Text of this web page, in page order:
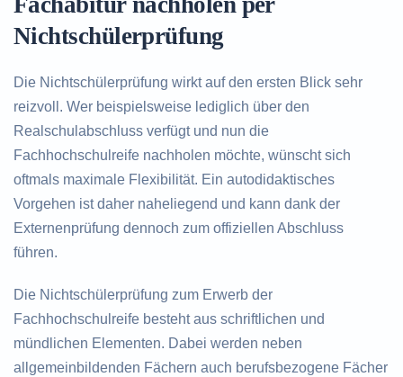
Nichtschülerprüfung
Die Nichtschülerprüfung wirkt auf den ersten Blick sehr
reizvoll. Wer beispielsweise lediglich über den
Realschulabschluss verfügt und nun die
Fachhochschulreife nachholen möchte, wünscht sich
oftmals maximale Flexibilität. Ein autodidaktisches
Vorgehen ist daher naheliegend und kann dank der
Externenprüfung dennoch zum offiziellen Abschluss
führen.
Die Nichtschülerprüfung zum Erwerb der
Fachhochschulreife besteht aus schriftlichen und
mündlichen Elementen. Dabei werden neben
allgemeinbildenden Fächern auch berufsbezogene Fächer